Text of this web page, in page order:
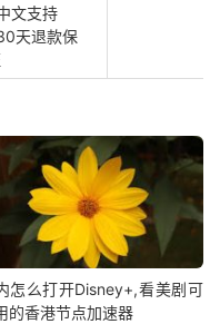
文支持
天退款保
怎么打开Disney+,看美剧可
的香港节点加速器